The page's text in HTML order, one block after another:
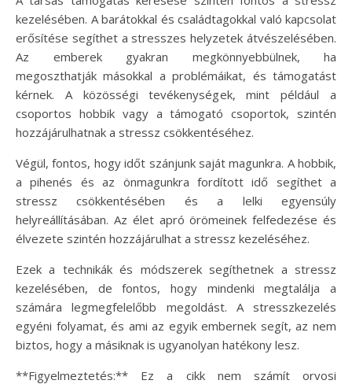
kezelésében. A barátokkal és családtagokkal való kapcsolat
erősítése segíthet a stresszes helyzetek átvészelésében.
Az emberek gyakran megkönnyebbülnek, ha
megoszthatják másokkal a problémáikat, és támogatást
kérnek. A közösségi tevékenységek, mint például a
csoportos hobbik vagy a támogató csoportok, szintén
hozzájárulhatnak a stressz csökkentéséhez.
Végül, fontos, hogy időt szánjunk saját magunkra. A hobbik,
a pihenés és az önmagunkra fordított idő segíthet a
stressz csökkentésében és a lelki egyensúly
helyreállításában. Az élet apró örömeinek felfedezése és
élvezete szintén hozzájárulhat a stressz kezeléséhez.
Ezek a technikák és módszerek segíthetnek a stressz
kezelésében, de fontos, hogy mindenki megtalálja a
számára legmegfelelőbb megoldást. A stresszkezelés
egyéni folyamat, és ami az egyik embernek segít, az nem
biztos, hogy a másiknak is ugyanolyan hatékony lesz.
**Figyelmeztetés:** Ez a cikk nem számít orvosi